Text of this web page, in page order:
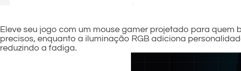
Eleve seu jogo com um mouse gamer projetado para
precisos, enquanto a iluminação RGB adiciona
reduzindo a fadiga.